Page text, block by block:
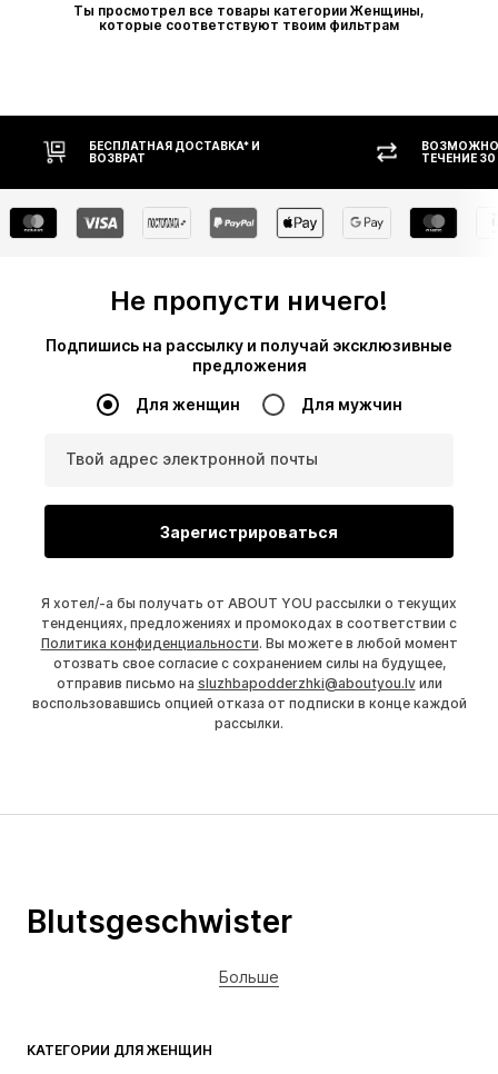
Ты просмотрел все товары категории Женщины,
которые соответствуют твоим фильтрам
ВОЗМОЖНОСТЬ ВОЗВРАТА В
ТЕЧЕНИЕ 30 ДНЕЙ
Не пропусти ничего!
Подпишись на рассылку и получай эксклюзивные
предложения
Для женщин Для мужчин
Твой адрес электронной почты
Зарегистрироваться
Я хотел/-а бы получать от ABOUT YOU рассылки о текущих
тенденциях, предложениях и промокодах в соответствии с
Политика конфиденциальности. Вы можете в любой момент
отозвать свое согласие с сохранением силы на будущее,
отправив письмо на sluzhbapodderzhki@aboutyou.lvили
воспользовавшись опцией отказа от подписки в конце каждой
рассылки.
КАТЕГОРИИ ДЛЯ ЖЕНЩИН
Blutsgeschwister
Больше